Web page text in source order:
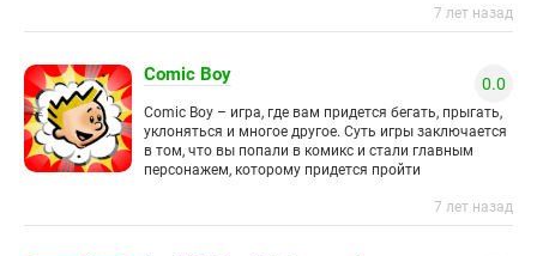
7 лет назад
Comic Boy 0.0
Comic Boy – игра, где вам придется бегать, прыгать,
уклоняться и многое другое. Суть игры заключается
в том, что вы попали в комикс и стали главным
персонажем, которому придется пройти
7 лет назад